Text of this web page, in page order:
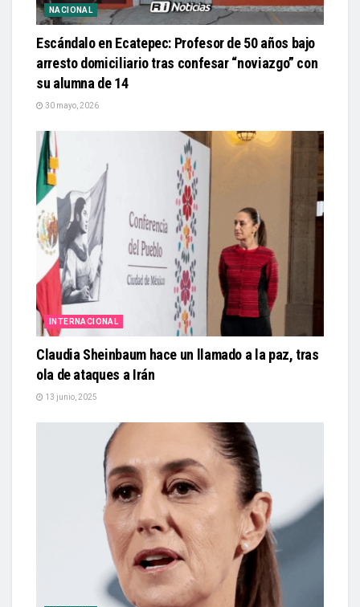
NACIONAL
Escándalo en Ecatepec: Profesor de 50 años bajo
arresto domiciliario tras confesar “noviazgo” con
su alumna de 14
30 mayo, 2026
INTERNACIONAL
Claudia Sheinbaum hace un llamado a la paz, tras
ola de ataques a Irán
13 junio, 2025